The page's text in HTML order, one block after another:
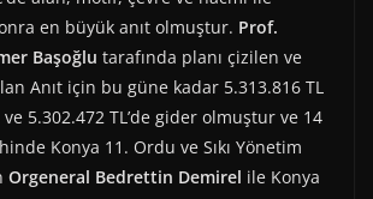
en büyük anıt olmuştur. Prof.
Başoğlu tarafında planı çizilen ve
Anıt için bu güne kadar 5.313.816 TL
5.302.472 TL’de gider olmuştur ve 14
Konya 11. Ordu ve Sıkı Yönetim
Orgeneral Bedrettin Demirel ile Konya